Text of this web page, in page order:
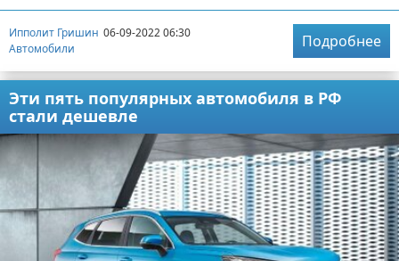
Ипполит Гришин 06-09-2022 06:30
Автомобили
Подробнее
Эти пять популярных автомобиля в РФ
стали дешевле